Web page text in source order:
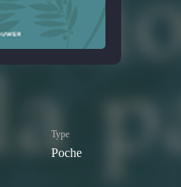
Type
Poche